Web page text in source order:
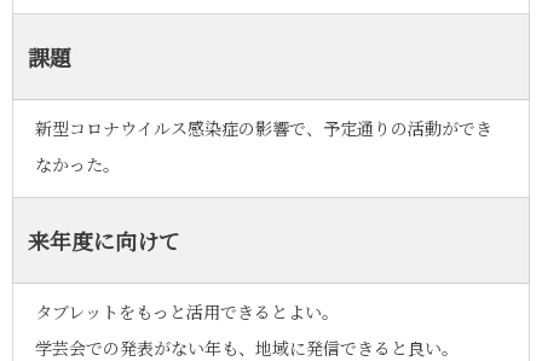
課題
新型コロナウイルス感染症の影響で、予定通りの活動ができ
なかった。
来年度に向けて
タブレットをもっと活用できるとよい。
学芸会での発表がない年も、地域に発信できると良い。